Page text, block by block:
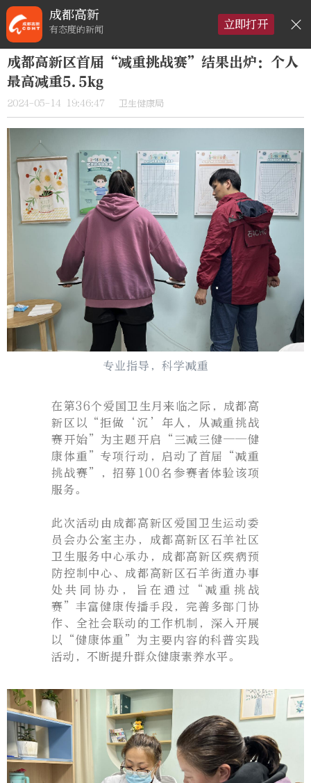
成都高新区首届“减重挑战赛”结果出炉：个人
最高减重5.5kg
2024-05-14 19:46:47 卫生健康局
专业指导，科学减重
在第36个爱国卫生月来临之际，成都高
新区以“拒做‘沉’年人，从减重挑战
赛开始”为主题开启“三减三健——健
康体重”专项行动，启动了首届“减重
挑战赛”，招募100名参赛者体验该项
服务。
此次活动由成都高新区爱国卫生运动委
员会办公室主办，成都高新区石羊社区
卫生服务中心承办，成都高新区疾病预
防控制中心、成都高新区石羊街道办事
处共同协办，旨在通过“减重挑战
赛”丰富健康传播手段，完善多部门协
作、全社会联动的工作机制，深入开展
以“健康体重”为主要内容的科普实践
活动，不断提升群众健康素养水平。
成都高新
有态度的新闻 立即打开 ×